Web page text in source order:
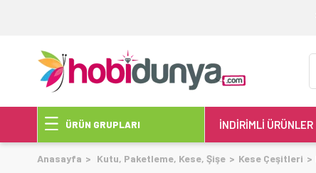
ÜRÜN GRUPLARI İNDİRİMLİ ÜRÜNLER
Anasayfa Kutu, Paketleme, Kese, Şişe Kese Çeşitleri